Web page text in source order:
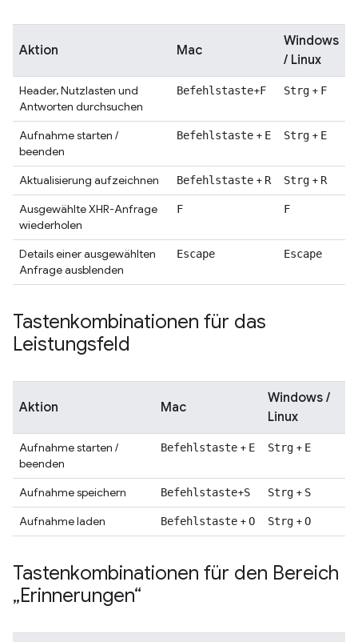
Aktion Mac
Windows
/ Linux
Header, Nutzlasten und
Antworten durchsuchen
Befehlstaste+F Strg + F
Aufnahme starten /
beenden
Befehlstaste + E Strg + E
Aktualisierung aufzeichnen Befehlstaste + R Strg + R
Ausgewählte XHR-Anfrage
wiederholen
F F
Details einer ausgewählten
Anfrage ausblenden
Escape Escape
Tastenkombinationen für das
Leistungsfeld
Aktion Mac
Windows /
Linux
Aufnahme starten /
beenden
Befehlstaste + E Strg + E
Aufnahme speichern Befehlstaste+S Strg + S
Aufnahme laden Befehlstaste +O Strg +O
Tastenkombinationen für den Bereich
„Erinnerungen“